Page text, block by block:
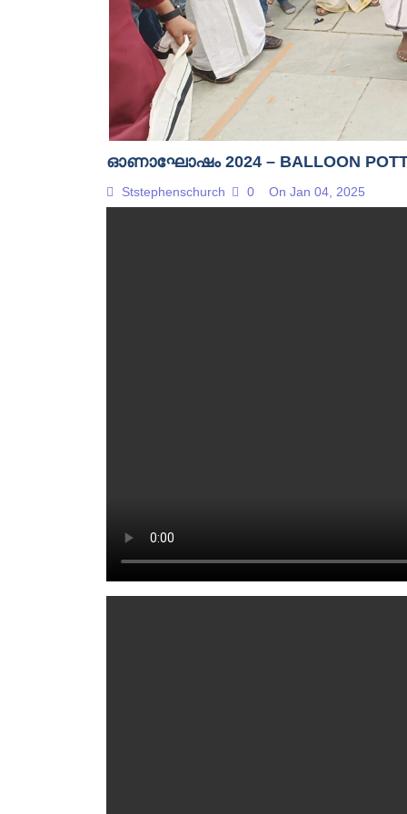
ഓണാഘോഷം 2024 – BALLOON
Ststephenschurch 0 On Jan 04, 2025